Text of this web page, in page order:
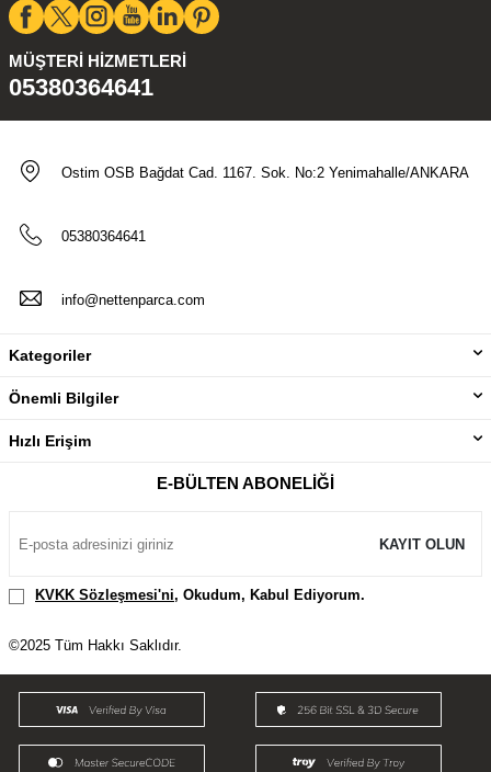
MÜŞTERI HIZMETLERI
05380364641
Ostim OSB Bağdat Cad. 1167. Sok. No:2 Yenimahalle/ANKARA
05380364641
info@nettenparca.com
Kategoriler
Önemli Bilgiler
Hızlı Erişim
E-BÜLTEN ABONELIĞI
KAYIT OLUN
KVKK Sözleşmesi'ni, Okudum, Kabul Ediyorum.
©2025 Tüm Hakkı Saklıdır.